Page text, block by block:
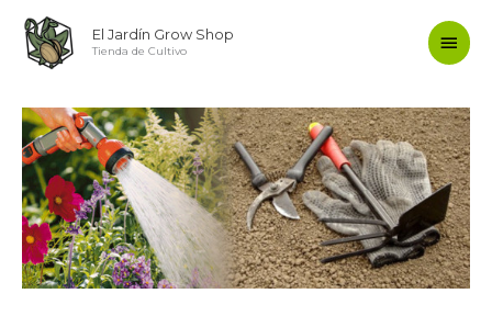
contenido
El Jardín Grow Shop
Tienda de Cultivo